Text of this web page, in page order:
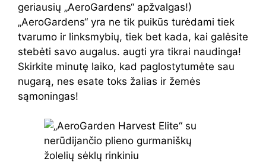
geriausių „AeroGardens“ apžvalgas!)
„AeroGardens“ yra ne tik puikūs turėdami tiek
tvarumo ir linksmybių, tiek bet kada, kai galėsite
stebėti savo augalus. augti yra tikrai naudinga!
Skirkite minutę laiko, kad paglostytumėte sau
nugarą, nes esate toks žalias ir žemės
sąmoningas!